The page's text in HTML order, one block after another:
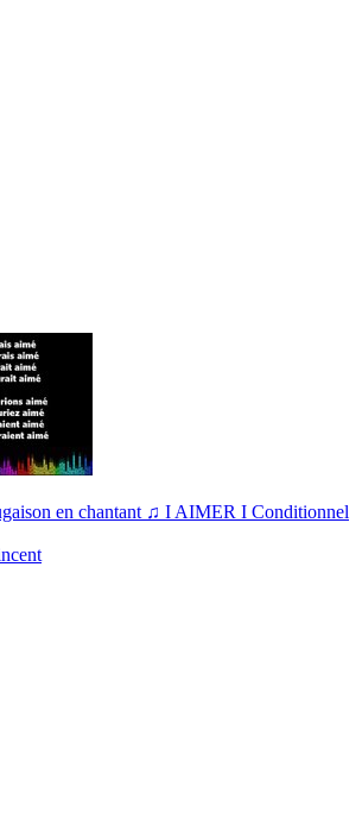
en chantant ♫ I AIMER I Conditionnel